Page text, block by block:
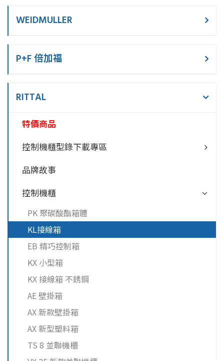
WEIDMULLER
P+F 倍加福
RITTAL
特價商品
控制機櫃型錄下載專區
品牌故事
控制機櫃
PK 聚碳酸酯箱體
KL接線箱
EB 精巧控制箱
KX 小型箱
KX 接線箱 不銹鋼
AE 壁掛箱
AX 新款壁掛箱
AX 新型塑料箱
TS 8 並聯機櫃